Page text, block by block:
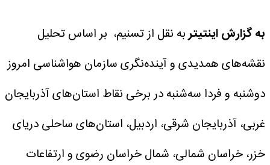
به گزارش اینتیتربه نقل از تسنیم، بر اساس تحلیل
نقشه‌های همدیدی و‌ آینده‌نگری سازمان هواشناسی امروز
دوشنبه و فردا سه‌شنبه در برخی نقاط استان‌های آذربایجان
غربی، آذربایجان شرقی، اردبیل، استان‌های ساحلی دریای
خزر، خراسان شمالی، شمال خراسان رضوی و ارتفاعات